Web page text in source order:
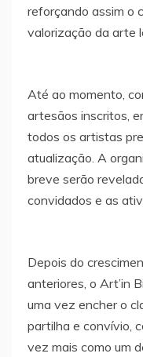
reforçando assim o
valorização da arte
Até ao momento,
artesãos inscritos,
todos os artistas
atualização. A
breve serão
convidados e as
Depois do
anteriores, o Art’in
uma vez encher o
partilha e convívio,
vez mais como um